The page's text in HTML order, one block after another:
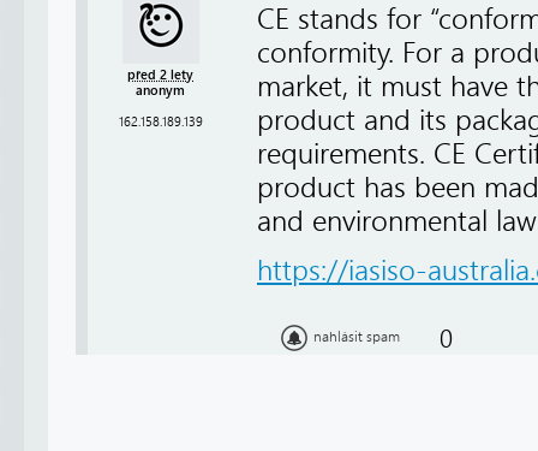
před 2 lety
anonym
162.158.189.139
CE stands for
conformity. For a
market, it must have
product and its
requirements. CE
product has been
and environmental
https://iasiso-
nahlásit spam 0